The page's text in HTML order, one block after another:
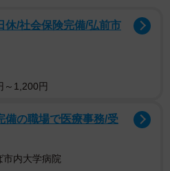
休/社会保険完備/弘前市
～1,200円
備の職場で医療事務/受
市内大学病院